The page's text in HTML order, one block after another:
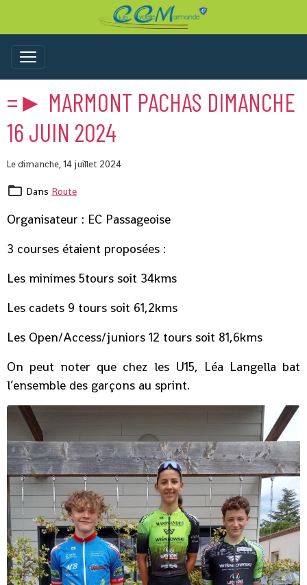
=► MARMONT PACHAS DIMANCHE
16 JUIN 2024
Le dimanche, 14 juillet 2024
Dans Route
Organisateur : EC Passageoise
3 courses étaient proposées :
Les minimes 5tours soit 34kms
Les cadets 9 tours soit 61,2kms
Les Open/Access/juniors 12 tours soit 81,6kms
On peut noter que chez les U15, Léa Langella bat
l’ensemble des garçons au sprint.